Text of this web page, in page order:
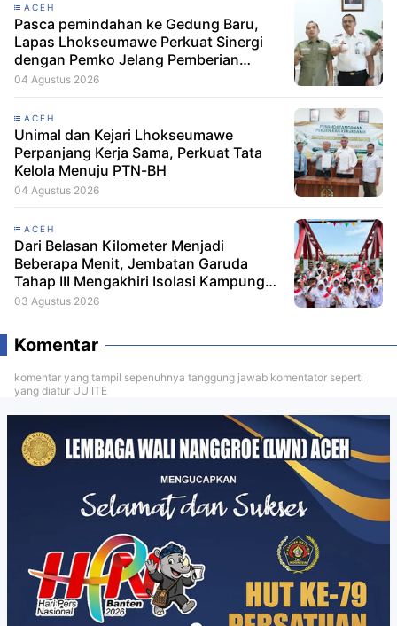
ACEH
Pasca pemindahan ke Gedung Baru,
Lapas Lhokseumawe Perkuat Sinergi
dengan Pemko Jelang Pemberian
Remisi HUT RI
04 Agustus 2026
ACEH
Unimal dan Kejari Lhokseumawe
Perpanjang Kerja Sama, Perkuat Tata
Kelola Menuju PTN-BH
04 Agustus 2026
ACEH
Dari Belasan Kilometer Menjadi
Beberapa Menit, Jembatan Garuda
Tahap III Mengakhiri Isolasi Kampung
Tempel
03 Agustus 2026
Komentar
komentar yang tampil sepenuhnya tanggung jawab komentator seperti
yang diatur UU ITE